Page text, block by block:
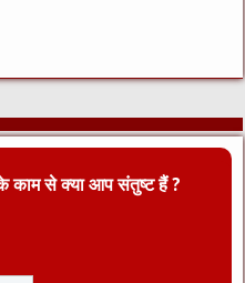
से क्या आप संतुष्ट हैं ?